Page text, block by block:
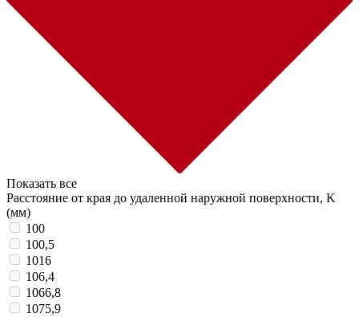
Показать все
Расстояние от края до удаленной наружной поверхности, K
(мм)
100
100,5
1016
106,4
1066,8
1075,9